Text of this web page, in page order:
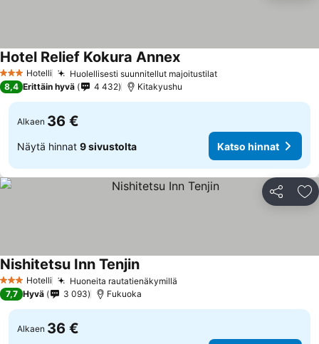
3 Tähtiluokitus
Hotelli Huolellisesti suunnitellut majoitustilat
Hotel Relief Kokura Annex
8,4 Erittäin hyvä 4 432 Kitakyushu
Alkaen 36 €
Näytä hinnat 9 sivustolta Katso hinnat
Jaa
3 Tähtiluokitus
Hotelli Huoneita rautatienäkymillä
Nishitetsu Inn Tenjin
7,7 Hyvä 3 093 Fukuoka
Alkaen 36 €